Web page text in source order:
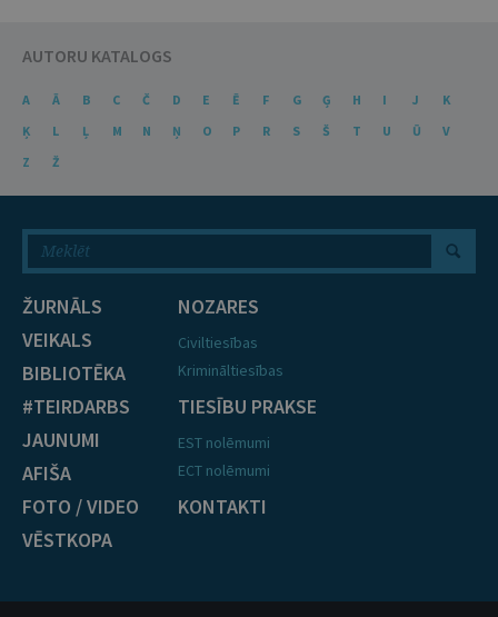
AUTORU KATALOGS
A Ā B C Č D E Ē F G Ģ H I J
K
Ķ
L Ļ M N Ņ O P R S Š T U Ū
V
Z
Ž
ŽURNĀLS
VEIKALS
BIBLIOTĒKA
#TEIRDARBS
JAUNUMI
AFIŠA
FOTO / VIDEO
VĒSTKOPA
NOZARES
Civiltiesības
Krimināltiesības
TIESĪBU PRAKSE
EST nolēmumi
ECT nolēmumi
KONTAKTI